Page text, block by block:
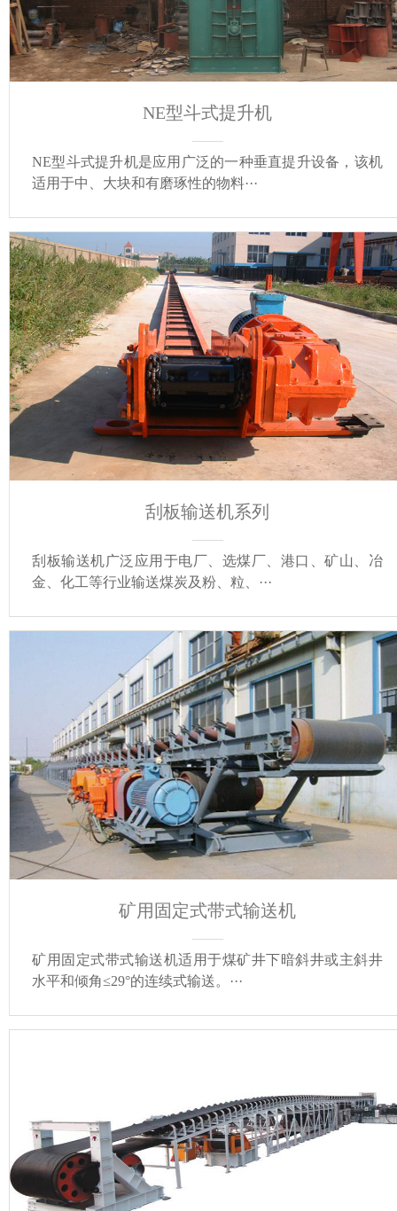
NE型斗式提升机
NE型斗式提升机是应用广泛的一种垂直提升设备，该机
适用于中、大块和有磨琢性的物料···
刮板输送机系列
刮板输送机广泛应用于电厂、选煤厂、港口、矿山、冶
金、化工等行业输送煤炭及粉、粒、···
矿用固定式带式输送机
矿用固定式带式输送机适用于煤矿井下暗斜井或主斜井
水平和倾角≤29°的连续式输送。···